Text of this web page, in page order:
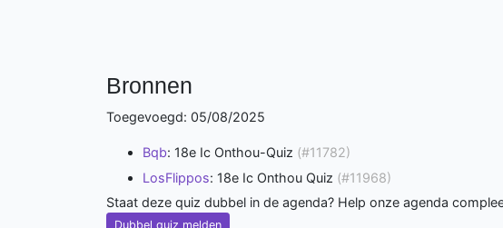
Bronnen
Toegevoegd: 05/08/2025
Bqb: 18e Ic Onthou-Quiz (#11782)
LosFlippos: 18e Ic Onthou Quiz (#11968)
Staat deze quiz dubbel in de agenda? Help onze agenda
Dubbel quiz melden